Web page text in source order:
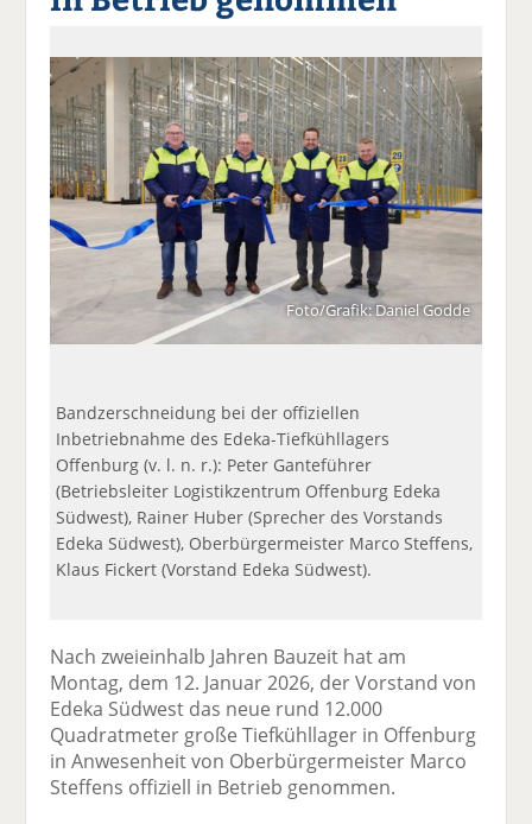
a
F
ac
e
b
o
o
te
il
e
n
t
tt
er
n
Li
n
k
e
di
n
te
il
e
n
E
m
ai
l
v
er
se
e
ck
e
n
Foto/Grafik: Daniel Godde
Bandzerschneidung bei der offiziellen
Inbetriebnahme des Edeka-Tiefkühllagers
Offenburg (v. l. n. r.): Peter Ganteführer
(Betriebsleiter Logistikzentrum Offenburg Edeka
Südwest), Rainer Huber (Sprecher des Vorstands
Edeka Südwest), Oberbürgermeister Marco Steffens,
Klaus Fickert (Vorstand Edeka Südwest).
Nach zweieinhalb Jahren Bauzeit hat am
Montag, dem 12. Januar 2026, der Vorstand von
Edeka Südwest das neue rund 12.000
Quadratmeter große Tiefkühllager in Offenburg
in Anwesenheit von Oberbürgermeister Marco
Steffens offiziell in Betrieb genommen.